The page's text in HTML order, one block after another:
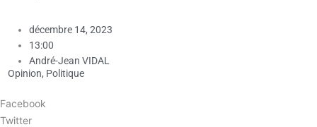
décembre 14, 2023
13:00
André-Jean VIDAL
Opinion, Politique
Facebook
Twitter